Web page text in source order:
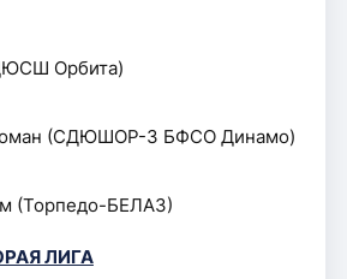
Орбита)
(СДЮШОР-3 БФСО Динамо)
(Торпедо-БЕЛАЗ)
ЛИГА